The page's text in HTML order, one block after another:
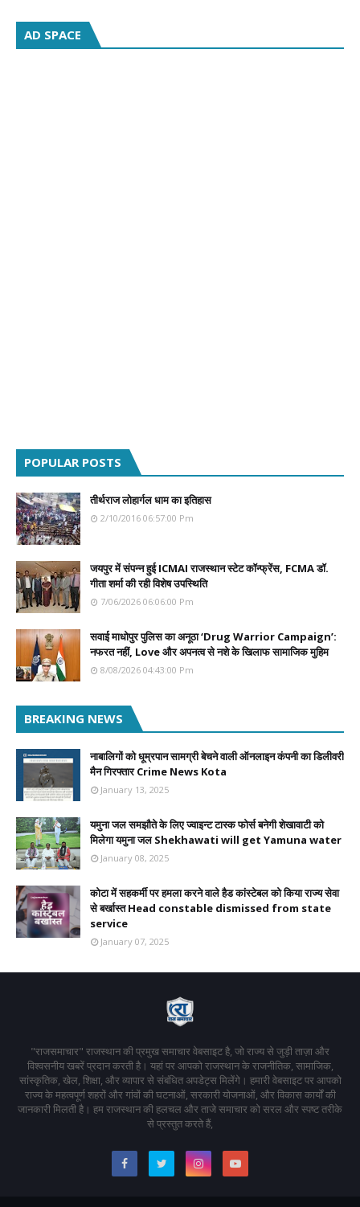
AD SPACE
POPULAR POSTS
तीर्थराज लोहार्गल धाम का इतिहास
2/10/2016 06:57:00 Pm
जयपुर में संपन्न हुई ICMAI राजस्थान स्टेट कॉन्फ्रेंस, FCMA डॉ.
गीता शर्मा की रही विशेष उपस्थिति
7/06/2026 06:06:00 Pm
सवाई माधोपुर पुलिस का अनूठा ‘Drug Warrior Campaign’:
नफरत नहीं, Love और अपनत्व से नशे के खिलाफ सामाजिक मुहिम
8/08/2026 04:43:00 Pm
BREAKING NEWS
नाबालिगों को धूम्रपान सामग्री बेचने वाली ऑनलाइन कंपनी का डिलीवरी
मैन गिरफ्तार Crime News Kota
January 13, 2025
यमुना जल समझौते के लिए ज्वाइन्ट टास्क फोर्स बनेगी शेखावाटी को
मिलेगा यमुना जल Shekhawati will get Yamuna water
January 08, 2025
कोटा में सहकर्मी पर हमला करने वाले हैड कांस्टेबल को किया राज्य सेवा
से बर्खास्त Head constable dismissed from state
service
January 07, 2025
"राजसमाचार" राजस्थान की प्रमुख समाचार वेबसाइट है, जो राज्य से जुड़ी ताज़ा और
विश्वसनीय खबरें प्रदान करती है। यहां पर आपको राजस्थान के राजनीतिक, सामाजिक,
सांस्कृतिक, खेल, शिक्षा, और व्यापार से संबंधित अपडेट्स मिलेंगे। हमारी वेबसाइट पर आपको
राज्य के महत्वपूर्ण शहरों और गांवों की घटनाओं, सरकारी योजनाओं, और विकास कार्यों की
जानकारी मिलती है। हम राजस्थान की हलचल और ताजे समाचार को सरल और स्पष्ट तरीके
से प्रस्तुत करते हैं,